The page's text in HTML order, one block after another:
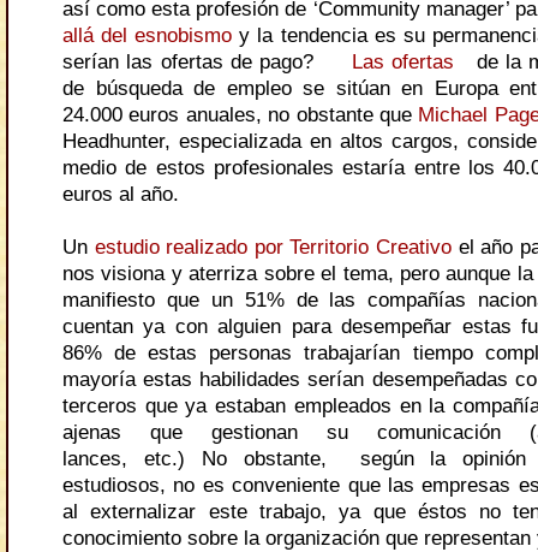
así como esta profesión de ‘Community manager’
allá del esnobismoy la tendencia es su
serían las ofertas de pago?
Las ofertas
de la
de búsqueda de empleo se sitúan en Europa
24.000 euros anuales, no obstante que Michael
Headhunter, especializada en altos cargos,
medio de estos profesionales estaría entre los
euros al año.
Un estudio realizado por Territorio Creativo el año
nos visiona y aterriza sobre el tema, pero aunque
manifiesto que un 51% de las compañías
cuentan ya con alguien para desempeñar estas
86% de estas personas trabajarían tiempo
mayoría estas habilidades serían desempeñadas
terceros que ya estaban empleados en la
ajenas que gestionan su comunicación
lances, etc.) No obstante,
según la
estudiosos, no es conveniente que las empresas
al externalizar este trabajo, ya que éstos no
conocimiento sobre la organización que